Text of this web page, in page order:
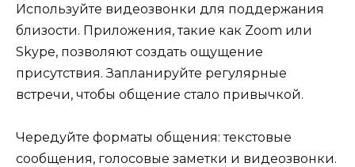
Используйте видеозвонки для поддержания
близости. Приложения, такие как Zoom или
Skype, позволяют создать ощущение
присутствия. Запланируйте регулярные
встречи, чтобы общение стало привычкой.
Чередуйте форматы общения: текстовые
сообщения, голосовые заметки и видеозвонки.